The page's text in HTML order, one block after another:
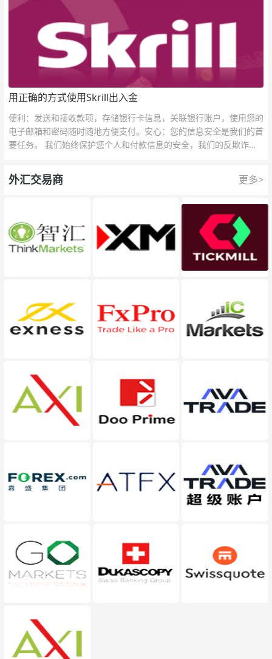
用正确的方式使用Skrill出入金
便利：发送和接收款项，存储银行卡信息，关联银行账户，使用您的
电子邮箱和密码随时随地方便支付。安心：您的信息安全是我们的首
要任务。 我们始终保护您个人和付款信息的安全，我们的反欺诈团
外汇交易商 更多>